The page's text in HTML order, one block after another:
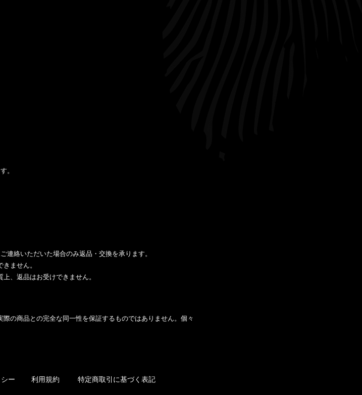
。
連絡いただいた場合のみ返品・交換を承ります。
ません。
、返品はお受けできません。
の商品との完全な同一性を保証するものではありません。個々
ー 特定商取引に基づく表記
利用規約